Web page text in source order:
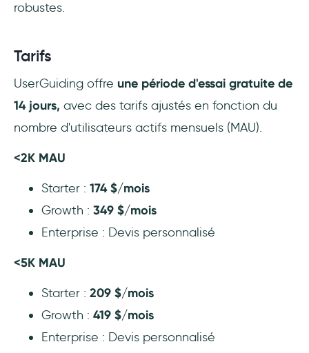
robustes.
Tarifs
UserGuiding offre une période d'essai gratuite de
14 jours, avec des tarifs ajustés en fonction du
nombre d'utilisateurs actifs mensuels (MAU).
<2K MAU
Starter : 174 $/mois
Growth : 349 $/mois
Enterprise : Devis personnalisé
<5K MAU
Starter : 209 $/mois
Growth : 419 $/mois
Enterprise : Devis personnalisé